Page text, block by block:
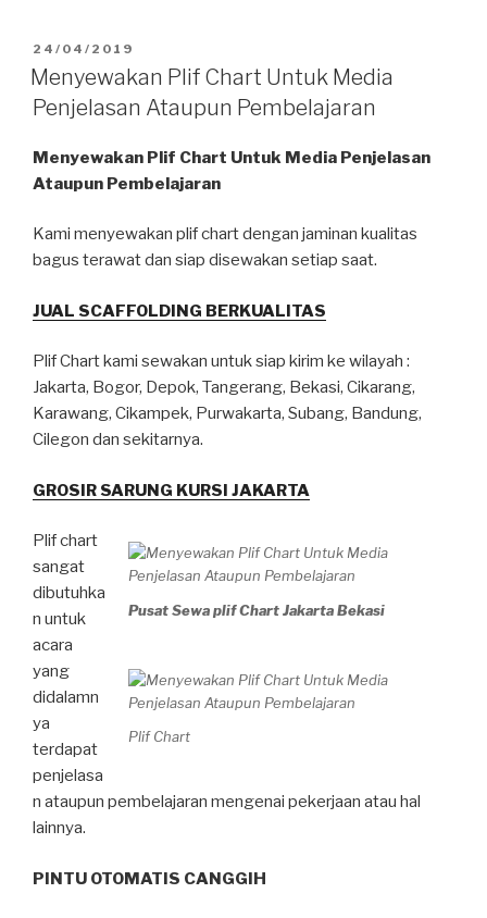
DIPOSKAN
PADA
24/04/2019
Menyewakan Plif Chart Untuk Media
Penjelasan Ataupun Pembelajaran
Menyewakan Plif Chart Untuk Media Penjelasan
Ataupun Pembelajaran
Kami menyewakan plif chart dengan jaminan kualitas
bagus terawat dan siap disewakan setiap saat.
JUAL SCAFFOLDING BERKUALITAS
Plif Chart kami sewakan untuk siap kirim ke wilayah :
Jakarta, Bogor, Depok, Tangerang, Bekasi, Cikarang,
Karawang, Cikampek, Purwakarta, Subang, Bandung,
Cilegon dan sekitarnya.
GROSIR SARUNG KURSI JAKARTA
Pusat Sewa plif Chart Jakarta Bekasi
Plif Chart
Plif chart
sangat
dibutuhka
n untuk
acara
yang
didalamn
ya
terdapat
penjelasa
n ataupun pembelajaran mengenai pekerjaan atau hal
lainnya.
PINTU OTOMATIS CANGGIH